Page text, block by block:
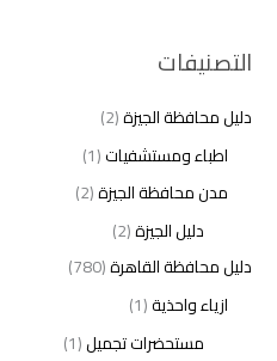
التصنيفات
دليل محافظة الجيزة(2)
اطباء ومستشفيات(1)
مدن محافظة الجيزة(2)
دليل الجيزة(2)
دليل محافظة القاهرة(780)
ازياء واحذية(1)
مستحضرات تجميل(1)